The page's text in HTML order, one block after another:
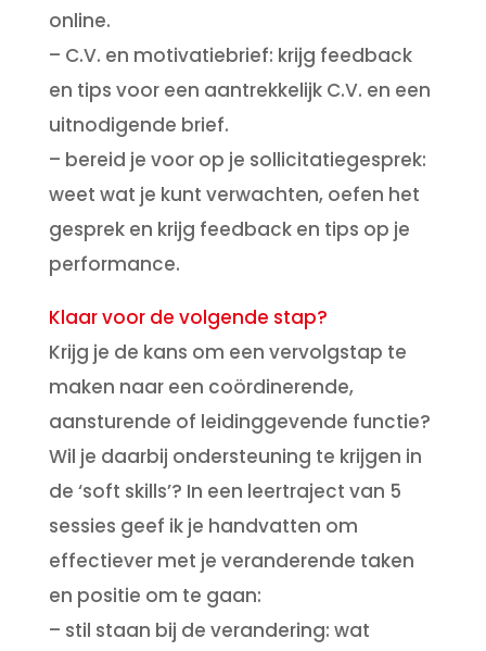
online.
– C.V. en motivatiebrief: krijg feedback
en tips voor een aantrekkelijk C.V. en een
uitnodigende brief.
– bereid je voor op je sollicitatiegesprek:
weet wat je kunt verwachten, oefen het
gesprek en krijg feedback en tips op je
performance.
Klaar voor de volgende stap?
Krijg je de kans om een vervolgstap te
maken naar een coördinerende,
aansturende of leidinggevende functie?
Wil je daarbij ondersteuning te krijgen in
de ‘soft skills’? In een leertraject van 5
sessies geef ik je handvatten om
effectiever met je veranderende taken
en positie om te gaan:
– stil staan bij de verandering: wat